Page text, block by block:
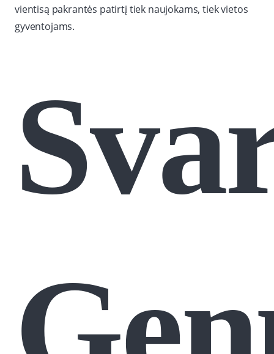
vientisą pakrantės patirtį tiek naujokams, tiek vietos
gyventojams.